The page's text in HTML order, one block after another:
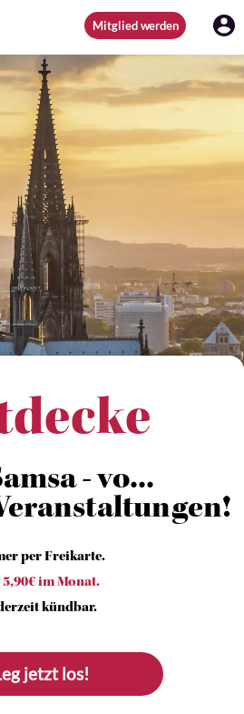
Mitglied werden
- vo...
per Freikarte.
5,90€ im Monat.
kündbar.
jetzt los!